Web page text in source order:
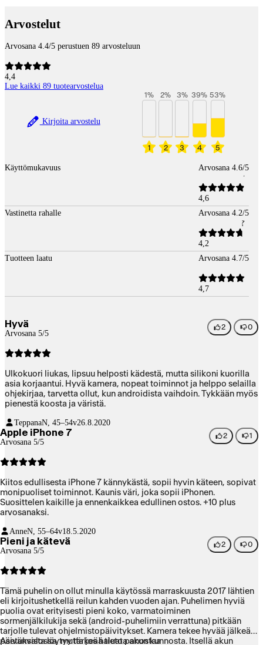
Arvostelut
Arvosana 4.4/5 perustuen 89 arvosteluun
4,4
Lue kaikki 89 tuotearvostelua
Kirjoita arvostelu
1
1%
2
2%
3
3%
4
39%
5
53%
Käyttömukavuus Arvosana 4.6/5
4,6
Vastinetta rahalle
Arvosana 4.2/5
4,2
Tuotteen laatu
Arvosana 4.7/5
4,7
Hyvä
Arvosana 5/5
2 0
Ulkokuori liukas, lipsuu helposti kädestä, mutta silikoni kuorilla
asia korjaantui. Hyvä kamera, nopeat toiminnot ja helppo selailla
ohjekirjaa, tarvetta ollut, kun androidista vaihdoin. Tykkään myös
pienestä koosta ja väristä.
TeppanaN, 45–54v26.8.2020
Apple iPhone 7
Arvosana 5/5
2 1
Kiitos edullisesta iPhone 7 kännykästä, sopii hyvin käteen, sopivat
monipuoliset toiminnot. Kaunis väri, joka sopii iPhonen.
Suosittelen kaikille ja ennenkaikkea edullinen ostos. +10 plus
arvosanaksi.
AnneN, 55–64v18.5.2020
Pieni ja kätevä
Arvosana 5/5
2 0
Tämä puhelin on ollut minulla käytössä marraskuusta 2017 lähtien
eli kirjoitushetkellä reilun kahden vuoden ajan. Puhelimen hyviä
puolia ovat erityisesti pieni koko, varmatoiminen
sormenjälkilukija sekä (android-puhelimiin verrattuna) pitkään
tarjolle tulevat ohjelmistopäivitykset. Kamera tekee hyvää jälkeä
päivänvalossa, mutta jos haluat panostaa
Asetuksista löytyy tärkeää tietoa akun kunnosta. Itsellä akun